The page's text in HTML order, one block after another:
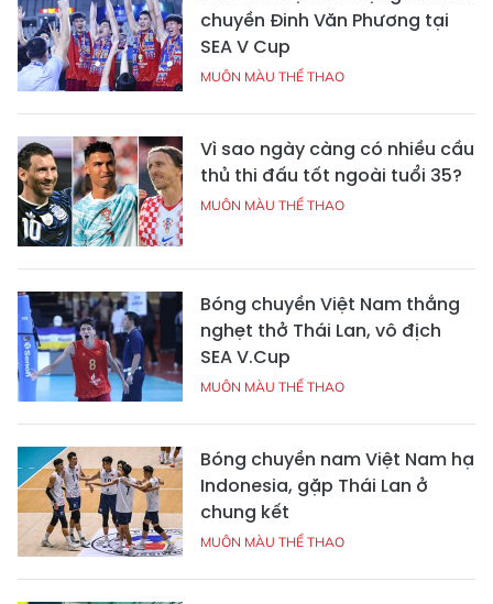
chuyền Đinh Văn Phương tại
SEA V Cup
MUÔN MÀU THỂ THAO
Vì sao ngày càng có nhiều cầu
thủ thi đấu tốt ngoài tuổi 35?
MUÔN MÀU THỂ THAO
Bóng chuyền Việt Nam thắng
nghẹt thở Thái Lan, vô địch
SEA V.Cup
MUÔN MÀU THỂ THAO
Bóng chuyền nam Việt Nam hạ
Indonesia, gặp Thái Lan ở
chung kết
MUÔN MÀU THỂ THAO